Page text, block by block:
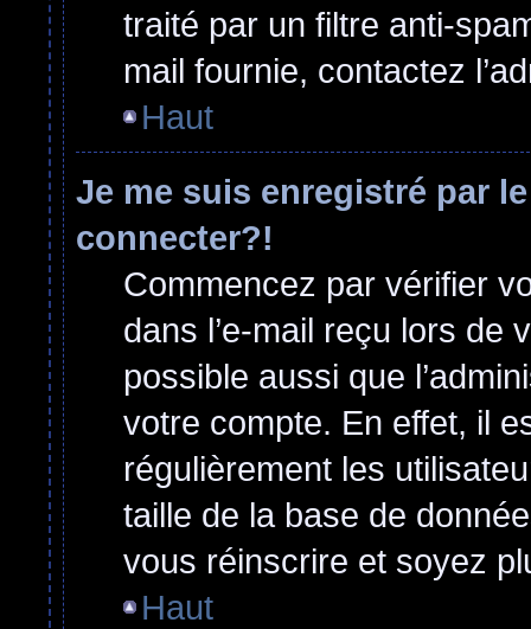
traité par un filtre anti-
mail fournie, contactez
Haut
Je me suis enregistré par
connecter?!
Commencez par vérifier
dans l’e-mail reçu lors de
possible aussi que
votre compte. En effet, il
régulièrement les
taille de la base de
vous réinscrire et soyez
Haut